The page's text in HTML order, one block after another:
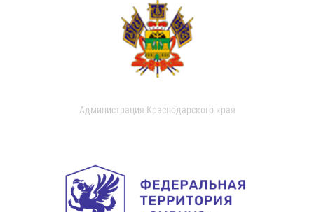
Администрация Краснодарского края